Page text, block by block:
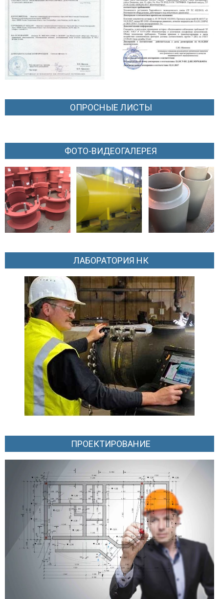
ОПРОСНЫЕ ЛИСТЫ
ФОТО-ВИДЕОГАЛЕРЕЯ
ЛАБОРАТОРИЯ НК
ПРОЕКТИРОВАНИЕ